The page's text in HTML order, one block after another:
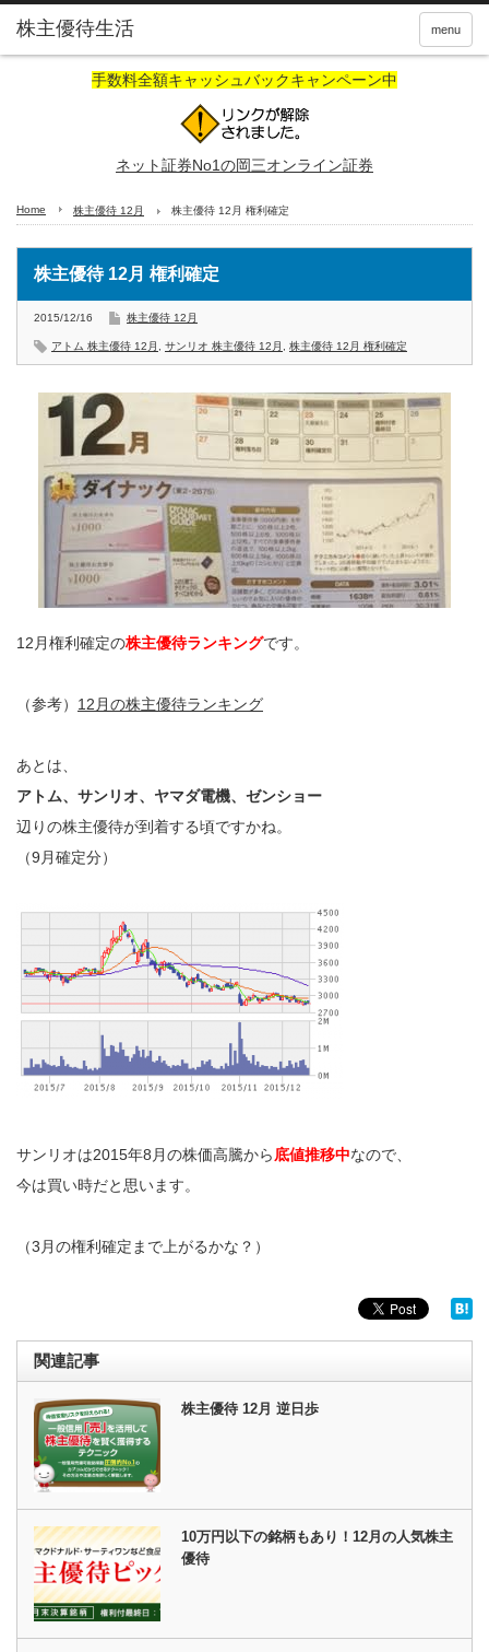
株主優待生活 menu
手数料全額キャッシュバックキャンペーン中
ネット証券No1の岡三オンライン証券
Home 株主優待 12月 株主優待 12月 権利確定
株主優待 12月 権利確定
2015/12/16 株主優待 12月
アトム 株主優待 12月 サンリオ 株主優待 12月 株主優待 12月 権利確定
12月権利確定の株主優待ランキングです。
（参考） 12月の株主優待ランキング
あとは、
アトム、サンリオ、ヤマダ電機、ゼンショー
辺りの株主優待が到着する頃ですかね。
（9月確定分）
サンリオは2015年8月の株価高騰から底値推移中なので、
今は買い時だと思います。
（3月の権利確定まで上がるかな？）
関連記事
株主優待 12月 逆日歩
10万円以下の銘柄もあり！12月の人気株主
優待